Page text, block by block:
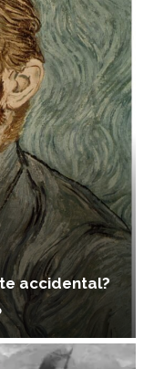
accidental?